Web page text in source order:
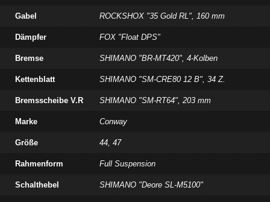
Gabel ROCKSHOX "35 Gold RL", 160 mm
Dämpfer FOX "Float DPS"
Bremse SHIMANO "BR-MT420", 4-Kolben
Kettenblatt SHIMANO "SM-CRE80 12 B", 34 Z.
Bremsscheibe V.R SHIMANO "SM-RT64", 203 mm
Marke Conway
Größe 44 47
Rahmenform Full Suspension
Schalthebel SHIMANO "Deore SL-M5100"